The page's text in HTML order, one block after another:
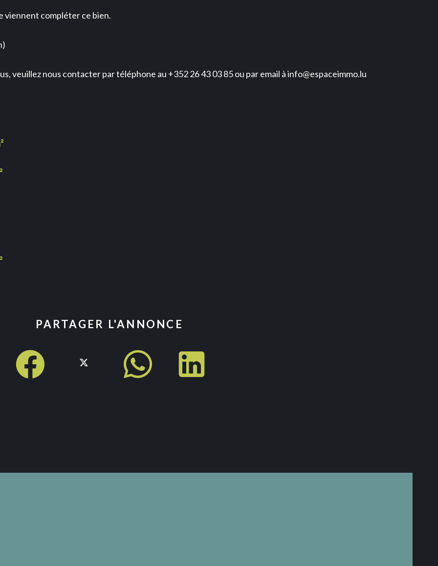
viennent compléter ce bien.
veuillez nous contacter par téléphone au +352 26 43 03 85 ou par email à info@espaceimmo.lu
PARTAGER L'ANNONCE